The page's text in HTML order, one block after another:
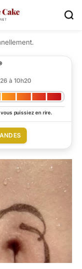
à 10h20
puissiez en rire.